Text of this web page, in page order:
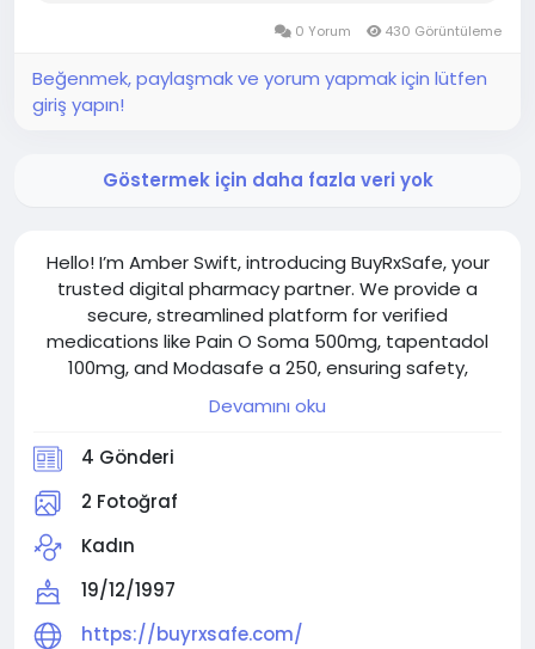
Hello! I’m Amber Swift, introducing BuyRxSafe, your
trusted digital pharmacy partner. We provide a
secure, streamlined platform for verified
medications like Pain O Soma 500mg, tapentadol
100mg, and Modasafe a 250, ensuring safety,
privacy, and peace of mind while simplifying your
healthcare needs securely.
Devamını oku
4 Gönderi
2 Fotoğraf
Kadın
19/12/1997
https://buyrxsafe.com/
people may experience dental...
0 Yorum 430 Görüntüleme
Beğenmek, paylaşmak ve yorum yapmak için lütfen
giriş yapın!
Göstermek için daha fazla veri yok